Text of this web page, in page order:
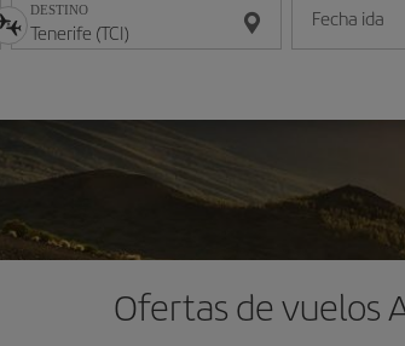
DESTINO Fecha ida
Introduce la
Ofertas de vuelos